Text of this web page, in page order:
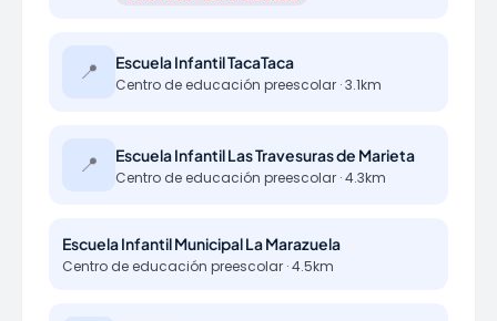
📍 Escuela Infantil TacaTaca
Centro de educación preescolar · 3.1km
📍 Escuela Infantil Las Travesuras de Marieta
Centro de educación preescolar · 4.3km
Escuela Infantil Municipal La Marazuela
Centro de educación preescolar · 4.5km